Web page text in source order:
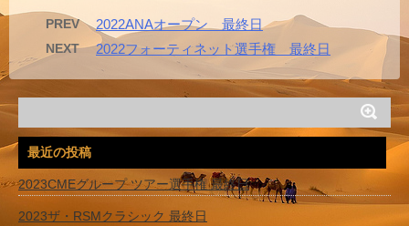
PREV 2022ANAオープン 最終日
NEXT 2022フォーティネット選手権 最終日
最近の投稿
2023CMEグループ ツアー選手権 最終日
2023ザ・RSMクラシック 最終日